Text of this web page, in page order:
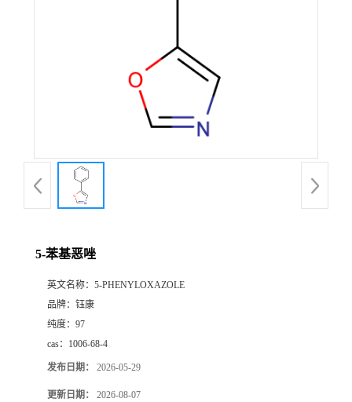
5-苯基恶唑
英文名称： 5-PHENYLOXAZOLE
品牌： 钰康
纯度： 97
cas： 1006-68-4
发布日期： 2026-05-29
更新日期： 2026-08-07